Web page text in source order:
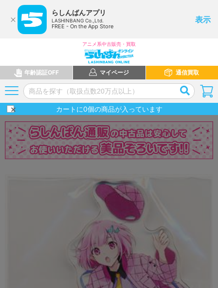
らしんばんアプリ
LASHINBANG Co.,Ltd.
FREE - On the App Store
表示
アニメ系中古販売・買取
年齢認証OFF マイページ 通信買取
カートに0個の商品が入っています